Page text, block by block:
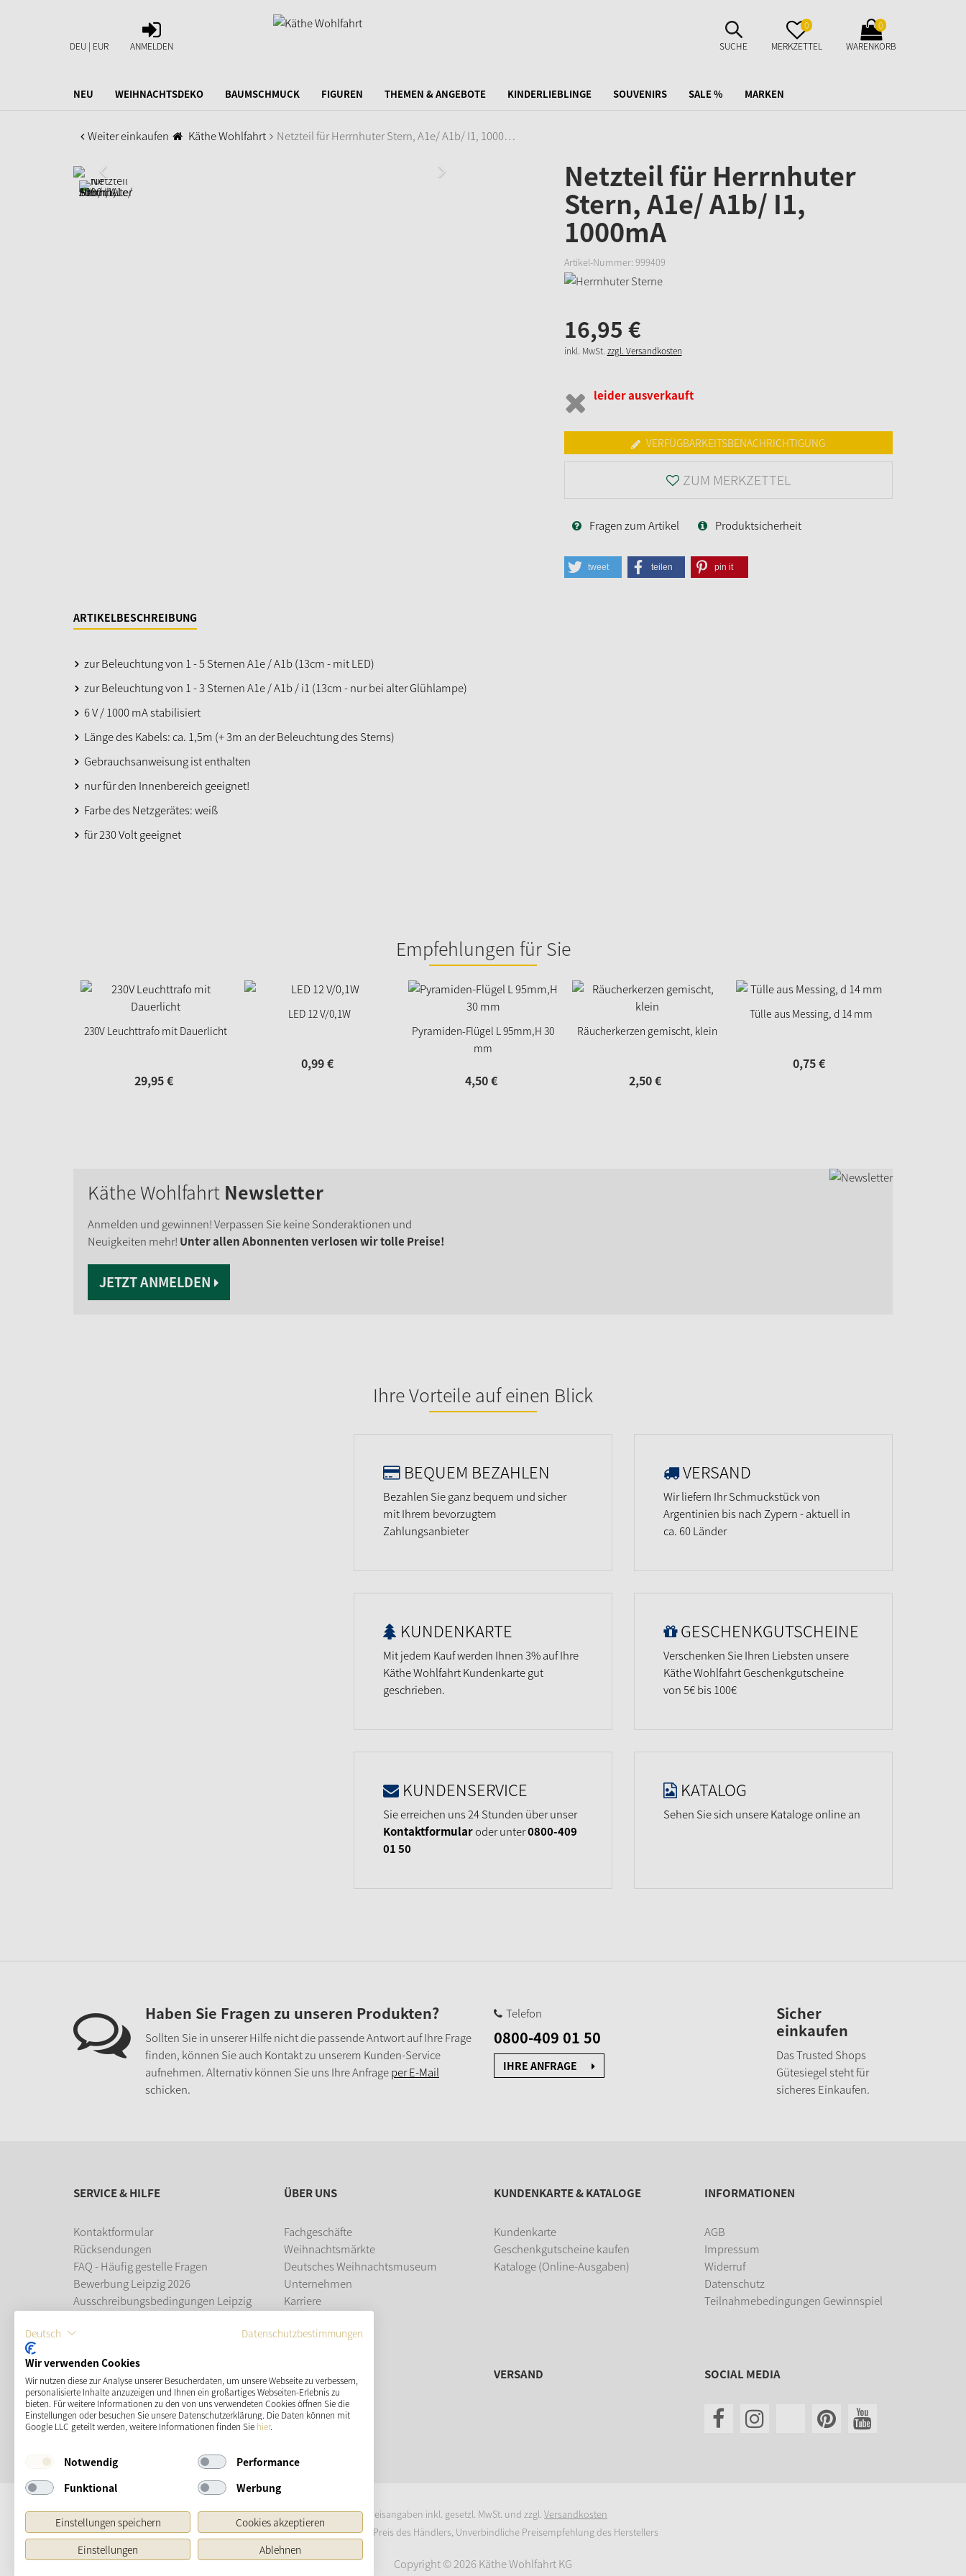
DEU | EUR
ANMELDEN
ANMELDEN
SUCHE
AUFKLAPPEN
SUCHE
MERKZETTEL
AUFKLAPPEN
0
MERKZETTEL
WARENKORB
AUFKLAPPEN
0
WARENKORB
NEU WEIHNACHTSDEKO BAUMSCHMUCK FIGUREN THEMEN & ANGEBOTE KINDERLIEBLINGE SOUVENIRS SALE % MARKEN
Weiter einkaufen Käthe Wohlfahrt Netzteil für Herrnhuter Stern, A1e/ A1b/ I1, 1000…
Netzteil für Herrnhuter
Stern, A1e/ A1b/ I1,
1000mA
Artikel-Nummer: 999409
16,95 €
inkl. MwSt. zzgl. Versandkosten
leider ausverkauft
VERFÜGBARKEITSBENACHRICHTIGUNG
ZUM MERKZETTEL
Fragen zum Artikel Produktsicherheit
tweet teilen pin it
ARTIKELBESCHREIBUNG
zur Beleuchtung von 1 - 5 Sternen A1e / A1b (13cm - mit LED)
zur Beleuchtung von 1 - 3 Sternen A1e / A1b / i1 (13cm - nur bei alter Glühlampe)
6 V / 1000 mA stabilisiert
Länge des Kabels: ca. 1,5m (+ 3m an der Beleuchtung des Sterns)
Gebrauchsanweisung ist enthalten
nur für den Innenbereich geeignet!
Farbe des Netzgerätes: weiß
für 230 Volt geeignet
Empfehlungen für Sie
230V Leuchttrafo mit Dauerlicht
29,95€
LED 12 V/0,1W
0,99€
Pyramiden-Flügel L 95mm,H 30
mm
4,50€
Räucherkerzen gemischt, klein
2,50€
Tülle aus Messing, d 14 mm
0,75€
Käthe Wohlfahrt Newsletter
Anmelden und gewinnen! Verpassen Sie keine Sonderaktionen und
Neuigkeiten mehr! Unter allen Abonnenten verlosen wir tolle Preise!
JETZT ANMELDEN
Ihre Vorteile auf einen Blick
BEQUEM BEZAHLEN
Bezahlen Sie ganz bequem und sicher
mit Ihrem bevorzugtem
Zahlungsanbieter
KUNDENKARTE
Mit jedem Kauf werden Ihnen 3% auf Ihre
Käthe Wohlfahrt Kundenkarte gut
geschrieben.
KUNDENSERVICE
Sie erreichen uns 24 Stunden über unser
Kontaktformularoder unter0800-409
01 50
VERSAND
Wir liefern Ihr Schmuckstück von
Argentinien bis nach Zypern - aktuell in
ca. 60 Länder
GESCHENKGUTSCHEINE
Verschenken Sie Ihren Liebsten unsere
Käthe Wohlfahrt Geschenkgutscheine
von 5€ bis 100€
KATALOG
Sehen Sie sich unsere Kataloge online an
Haben Sie Fragen zu unseren Produkten?
Sollten Sie in unserer Hilfe nicht die passende Antwort auf Ihre Frage
finden, können Sie auch Kontakt zu unserem Kunden-Service
aufnehmen. Alternativ können Sie uns Ihre Anfrageper E-Mail
schicken.
Telefon
0800-409 01 50
IHRE ANFRAGE
Sicher
einkaufen
Das Trusted Shops
Gütesiegel steht für
sicheres Einkaufen.
SERVICE & HILFE
Kontaktformular
Rücksendungen
FAQ - Häufig gestelle Fragen
Bewerbung Leipzig 2026
Ausschreibungsbedingungen Leipzig
Leipziger Weihnachtsmarkt
ÜBER UNS
Fachgeschäfte
Weihnachtsmärkte
Deutsches Weihnachtsmuseum
Unternehmen
Karriere
KUNDENKARTE & KATALOGE
Kundenkarte
Geschenkgutscheine kaufen
Kataloge (Online-Ausgaben)
INFORMATIONEN
AGB
Impressum
Widerruf
Datenschutz
Teilnahmebedingungen Gewinnspiel
ZAHLUNGSMÖGLICHKEITEN VERSAND SOCIAL MEDIA
* Preisangaben inkl. gesetzl. MwSt. und zzgl. Versandkosten
Ursprünglicher Preis des Händlers, Unverbindliche Preisempfehlung des Herstellers
Copyright © 2026 Käthe Wohlfahrt KG
Deutsch Datenschutzbestimmungen
Wir verwenden Cookies
Wir nutzen diese zur Analyse unserer Besucherdaten, um unsere Webseite zu verbessern,
personalisierte Inhalte anzuzeigen und Ihnen ein großartiges Webseiten-Erlebnis zu
bieten. Für weitere Informationen zu den von uns verwendeten Cookies öffnen Sie die
Einstellungen oder besuchen Sie unsere Datenschutzerklärung. Die Daten können mit
Google LLC geteilt werden, weitere Informationen finden Sie hier.
Notwendig
Performance
Funktional
Werbung
Einstellungen speichern
Cookies akzeptieren
Einstellungen
Ablehnen